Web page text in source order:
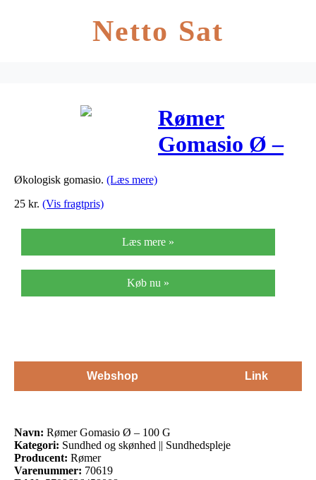
Netto Sat
Rømer
Gomasio Ø –
Økologisk gomasio. (Læs mere)
25 kr. (Vis fragtpris)
Læs mere »
Køb nu »
Webshop Link
Navn: Rømer Gomasio Ø – 100 G
Kategori: Sundhed og skønhed || Sundhedspleje
Producent: Rømer
Varenummer: 70619